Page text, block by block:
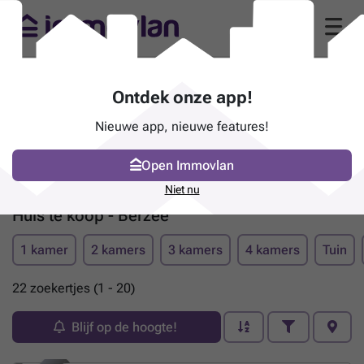
Huis te koop - Berzée
1 kamer 2 kamers 3 kamers 4 kamers Tuin
22 zoekertjes (1 - 20)
Blijf op de hoogte!
Ontdek onze app!
Nieuwe app, nieuwe features!
Open Immovlan
Niet nu